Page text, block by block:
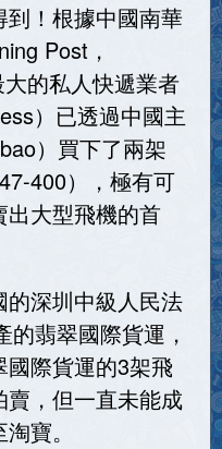
！根據中國南華
Post，
的私人快遞業者
）已透過中國主
）買下了兩架
400），極有可
大型飛機的首
深圳中級人民法
翡翠國際貨運，
際貨運的3架飛
，但一直未能成
寶。